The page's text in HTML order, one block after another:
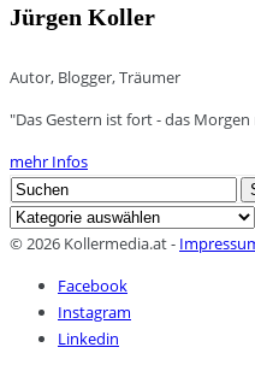
Jürgen Koller
Autor, Blogger, Träumer
"Das Gestern ist fort - das
mehr Infos
Search
for:
Kategorien
© 2026 Kollermedia.at -
Facebook
Instagram
Linkedin